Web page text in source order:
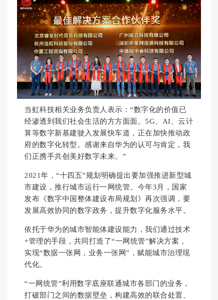
当虹科技相关业务负责人表示：“数字化的价值已
经渗透到我们社会生活的方方面面。5G、AI、云计
算等数字新基建驶入发展快车道，正在加快推动政
府的数字化转型。感谢来自华为的认可与肯定，我
们正携手共创美好数字未来。”
2021年，“十四五”规划明确提出要加强推进新型城
市建设，推行城市运行一网统管。今年3月，国家
发布《数字中国整体建设布局规划》再次强调，要
发展高效协同的数字政务，提升数字化服务水平。
依托于华为的城市智能体建设能力，我们通过技术
+管理的手段，共同打造了“一网统管”解决方案，
实现“数据一张网，业务一张网”，赋能城市治理现
代化。
“一网统管”利用数字底座联通城市各部门的业务，
打破部门之间的数据壁垒，构建高效的联合处置、